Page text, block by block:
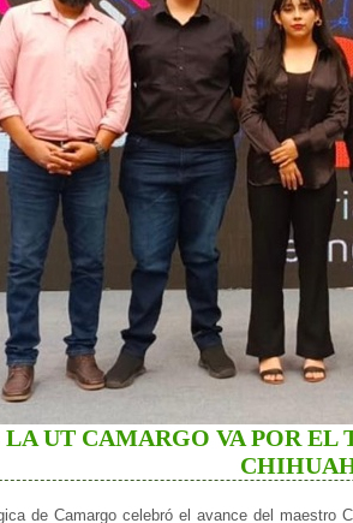
UT CAMARGO VA POR EL
de Camargo celebró el avance del